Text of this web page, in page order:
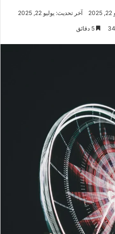
آخر تحديث: يوليو 22, 2025
34